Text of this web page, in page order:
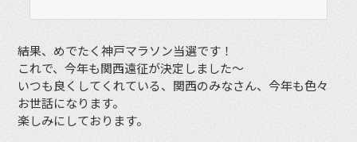
結果、めでたく神戸マラソン当選です！
これで、今年も関西遠征が決定しました〜
いつも良くしてくれている、関西のみなさん、今年も色々
お世話になります。
楽しみにしております。